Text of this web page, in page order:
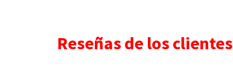
Reseñas de los clientes